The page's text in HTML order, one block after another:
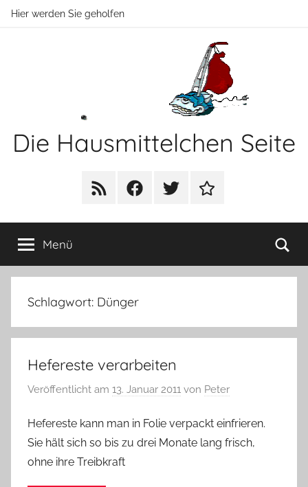
ZumHier werden Sie geholfen
Die Hausmittelchen Seite
RSS FacebookTwitter Newsletter
Menü
Schlagwort: Dünger
Hefereste verarbeiten
Veröffentlicht am 13. Januar 2011 von Peter
Hefereste kann man in Folie verpackt einfrieren.
Sie hält sich so bis zu drei Monate lang frisch,
ohne ihre Treibkraft